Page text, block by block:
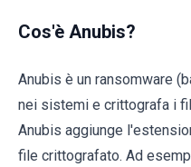
Cos'è Anubis?
Anubis è un ransomware
nei sistemi e crittografa i
Anubis aggiunge
file crittografato. Ad